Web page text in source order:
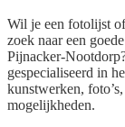
Wil je een fotolijst
zoek naar een
Pijnacker-
gespecialiseerd in
kunstwerken,
mogelijkheden.